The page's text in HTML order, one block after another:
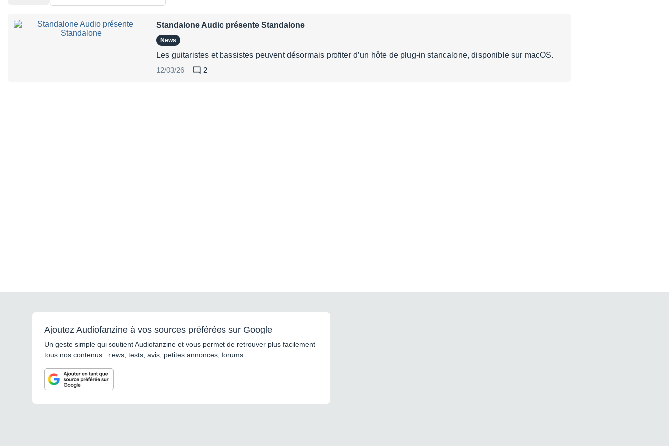
Standalone Audio présente Standalone
News
Les guitaristes et bassistes peuvent désormais profiter d’un hôte de plug-in standalone, disponible sur macOS.
12/03/26
2
Ajoutez Audiofanzine à vos sources préférées sur Google
Un geste simple qui soutient Audiofanzine et vous permet de retrouver plus facilement
tous nos contenus : news, tests, avis, petites annonces, forums...